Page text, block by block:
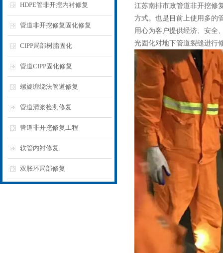
HDPE管非开挖内衬修复
管道非开挖修复固化修复
CIPP局部树脂固化
管道CIPP固化修复
螺旋缠绕法管道修复
管道清淤检测修复
管道非开挖修复工程
软管内衬修复
双胀环局部修复
江苏南排市政管道非开挖修
方式。也是目前上使用多的
用心为客户提供经济、安全
光固化对地下管道裂缝进行